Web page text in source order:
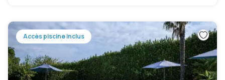
Accès piscine inclus